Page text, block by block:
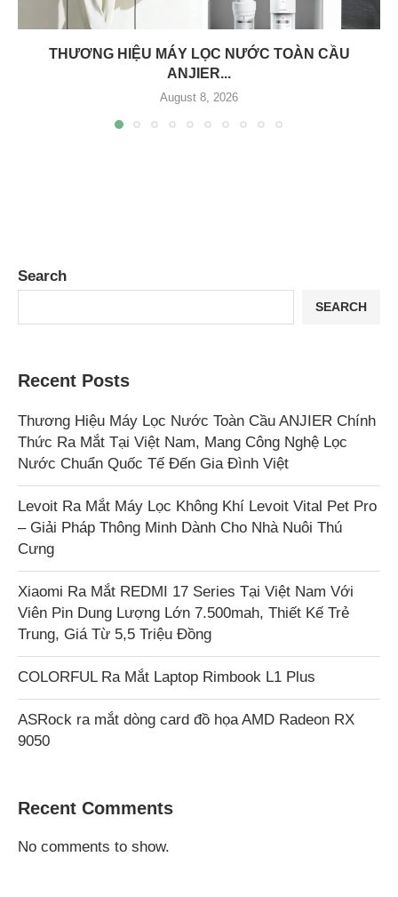
THƯƠNG HIỆU MÁY LỌC NƯỚC TOÀN CẦU
ANJIER...
August 8, 2026
Search
SEARCH
Recent Posts
Thương Hiệu Máy Lọc Nước Toàn Cầu ANJIER Chính
Thức Ra Mắt Tại Việt Nam, Mang Công Nghệ Lọc
Nước Chuẩn Quốc Tế Đến Gia Đình Việt
Levoit Ra Mắt Máy Lọc Không Khí Levoit Vital Pet Pro
– Giải Pháp Thông Minh Dành Cho Nhà Nuôi Thú
Cưng
Xiaomi Ra Mắt REDMI 17 Series Tại Việt Nam Với
Viên Pin Dung Lượng Lớn 7.500mah, Thiết Kế Trẻ
Trung, Giá Từ 5,5 Triệu Đồng
COLORFUL Ra Mắt Laptop Rimbook L1 Plus
ASRock ra mắt dòng card đồ họa AMD Radeon RX
9050
Recent Comments
No comments to show.